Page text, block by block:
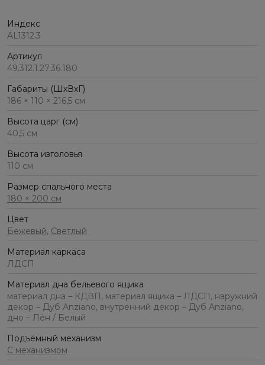
Индекс
AL1312.3
Артикул
49.312.1.27.36.180
Габариты (ШхВхГ)
186 × 110 × 216,5 см
Высота царг (см)
40,5 см
Высота изголовья
110 см
Размер спального места
180 × 200 см
Цвет
Бежевый, Светлый
Материал каркаса
ЛДСП
Материал дна бельевого ящика
материал дна – КДВП, материал ящика – ЛДСП, наружний
декор – Дуб Anziano, внутренний декор – Дуб Anziano,
дно – Лён / Белый
Подъёмный механизм
С механизмом